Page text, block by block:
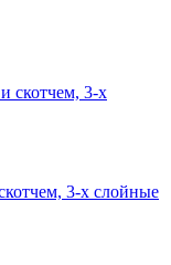
3-х слойные